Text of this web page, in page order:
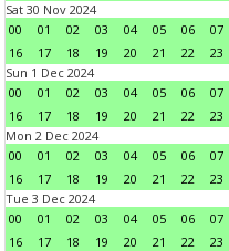
Sat 30 Nov 2024
00
01 02 03 04 05 06 07
16
17 18 19 20 21 22
23
Sun 1 Dec 2024
00
01 02 03 04 05 06 07
16
17 18 19 20 21 22
23
Mon 2 Dec 2024
00
01 02 03 04 05 06 07
16
17 18 19 20 21 22
23
Tue 3 Dec 2024
00
01 02 03 04 05 06 07
16
17 18 19 20 21 22
23